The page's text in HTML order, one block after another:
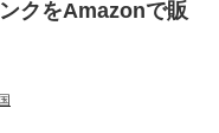
クをAmazonで販